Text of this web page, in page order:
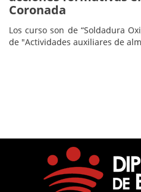
Coronada
Los curso son de “Soldadura
de "Actividades auxiliares de